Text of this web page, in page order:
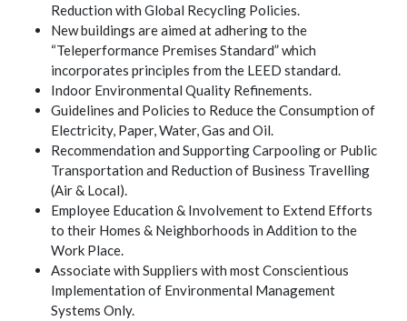
Reduction with Global Recycling Policies.
New buildings are aimed at adhering to the
“Teleperformance Premises Standard” which
incorporates principles from the LEED standard.
Indoor Environmental Quality Refinements.
Guidelines and Policies to Reduce the Consumption of
Electricity, Paper, Water, Gas and Oil.
Recommendation and Supporting Carpooling or Public
Transportation and Reduction of Business Travelling
(Air & Local).
Employee Education & Involvement to Extend Efforts
to their Homes & Neighborhoods in Addition to the
Work Place.
Associate with Suppliers with most Conscientious
Implementation of Environmental Management
Systems Only.